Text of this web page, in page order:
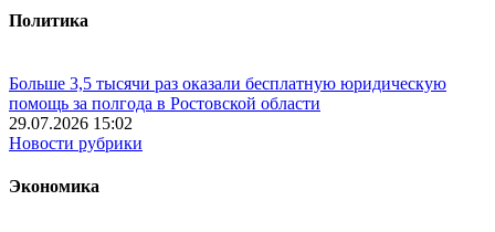
Политика
Больше 3,5 тысячи раз оказали бесплатную юридическую
помощь за полгода в Ростовской области
29.07.2026 15:02
Новости рубрики
Экономика